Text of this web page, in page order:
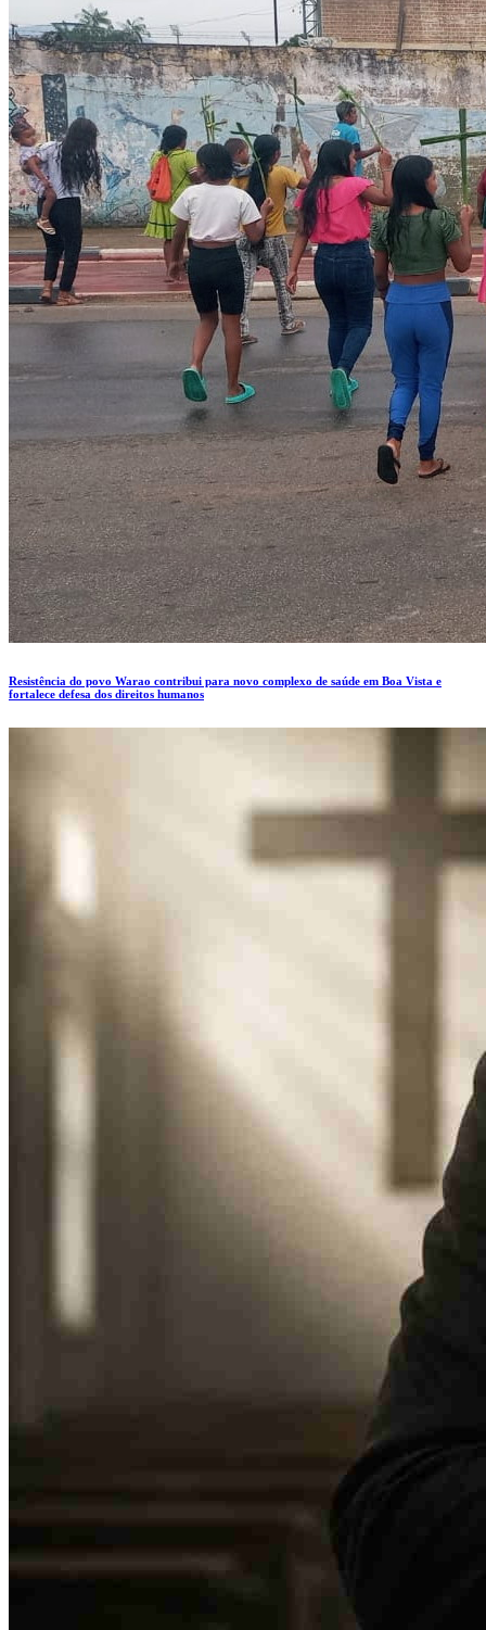
Resistência do povo Warao contribui para novo complexo de saúde em Boa Vista e
fortalece defesa dos direitos humanos